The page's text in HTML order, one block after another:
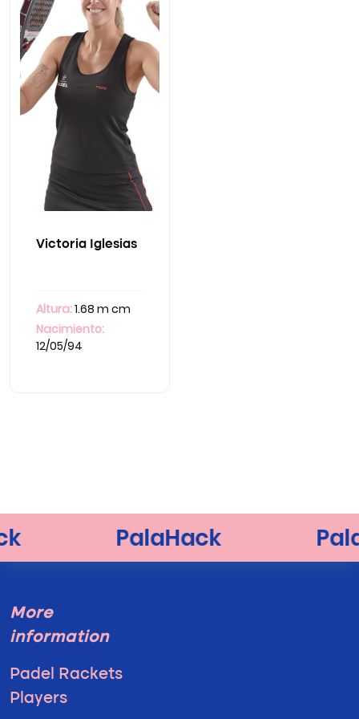
Victoria Iglesias
Altura:1.68 m cm
Nacimiento:
12/05/94
More
information
Padel Rackets
Players